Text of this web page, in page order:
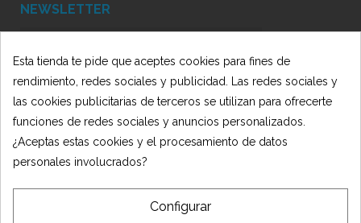
NEWSLETTER
He leído y acepto la Política de Privacidad
© 2025 Oficit - Desarrollado por 🍋
Esta tienda te pide que aceptes cookies para fines de
rendimiento, redes sociales y publicidad. Las redes sociales y
las cookies publicitarias de terceros se utilizan para ofrecerte
funciones de redes sociales y anuncios personalizados.
¿Aceptas estas cookies y el procesamiento de datos
personales involucrados?
Configurar